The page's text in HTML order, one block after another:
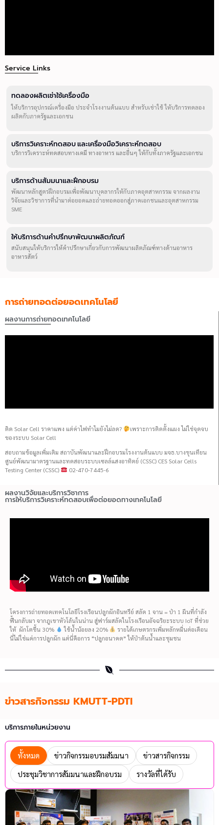
Service Links
ทดลองผลิตเช่าใช้เครื่องมือ
ให้บริการอุปกรณ์เครื่องมือ ประจำโรงงานต้นแบบ สำหรับเช่าใช้ ให้บริการทดลอง
ผลิตกับภาครัฐและเอกชน
บริการวิเคราะห์ทดสอบ และเครื่องมือวิเคราะห์ทดสอบ
บริการวิเคราะห์ทดสอบทางเคมี ทางอาหาร และอื่นๆ ให้กับทั้งภาครัฐและเอกชน
บริการด้านสัมมนาและฝึกอบรม
พัฒนาหลักสูตรฝึกอบรมเพื่อพัฒนาบุคลากรให้กับภาคอุตสาหกรรม จากผลงาน
วิจัยและวิชาการที่นำมาต่อยอดและถ่ายทอดออกสู่ภาคเอกชนและอุตสาหกรรม
SME
ให้บริการด้านคำปรึกษาพัฒนาผลิตภัณฑ์
สนับสนุนให้บริการให้คำปรึกษาเกี่ยวกับการพัฒนาผลิตภัณฑ์ทางด้านอาหาร
อาหารสัตว์
การถ่ายทอดต่อยอดเทคโนโลยี
ผลงานการถ่ายทอดเทคโนโลยี
ติด Solar Cell ราคาแพง แต่ค่าไฟทำไมยังไม่ลด?
เพราะการติดตั้งแผง ไม่ใช่จุดจบ
ของระบบ Solar Cell
สอบถามข้อมูลเพิ่มเติม สถาบันพัฒนาและฝึกอบรมโรงงานต้นแบบ มจธ.บางขุนเทียน
ศูนย์พัฒนามาตรฐานและทดสอบระบบเซลล์แสงอาทิตย์ (CSSC) CES Solar Cells
Testing Center (CSSC)
02-470-7445-6
ผลงานวิจัยและบริการวิชาการ
การให้บริการวิเคราะห์ทดสอบเพื่อต่อยอดทางเทคโนโลยี
โครงการถ่ายทอดเทคโนโลยีโรงเรือนปลูกผักอินทรีย์ สลัด 1 จาน = ป่า 1 ผืนที่กำลัง
ฟื้นกลับมา จากภูเขาหัวโล้นในน่าน สู่ฟาร์มสลัดในโรงเรือนอัจฉริยะระบบ IoT ที่ช่วย
ให้ ผักโตขึ้น 30%
ใช้น้ำน้อยลง 20%
รายได้เกษตรกรเพิ่มหลักหมื่นต่อเดือน
นี่ไม่ใช่แค่การปลูกผัก แต่นี่คือการ “ปลูกอนาคต” ให้ป่าต้นน้ำและชุมชน
ข่าวสารกิจกรรม KMUTT-PDTI
บริการภายในหน่วยงาน
ทั้งหมด ข่าวกิจกรรมอบรมสัมมนา
ข่าวสารกิจกรรม
ประชุมวิชาการสัมมนาและฝึกอบรม
รางวัลที่ได้รับ